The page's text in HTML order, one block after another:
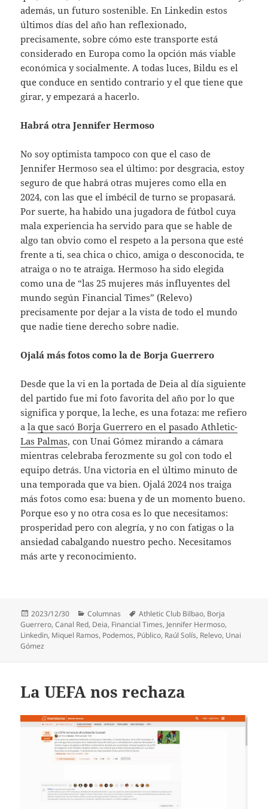
además, un futuro sostenible. En Linkedin estos
últimos días del año han reflexionado,
precisamente, sobre cómo este transporte está
considerado en Europa como la opción más viable
económica y socialmente. A todas luces, Bildu es el
que conduce en sentido contrario y el que tiene que
girar, y empezará a hacerlo.
Habrá otra Jennifer Hermoso
No soy optimista tampoco con que el caso de
Jennifer Hermoso sea el último: por desgracia, estoy
seguro de que habrá otras mujeres como ella en
2024, con las que el imbécil de turno se propasará.
Por suerte, ha habido una jugadora de fútbol cuya
mala experiencia ha servido para que se hable de
algo tan obvio como el respeto a la persona que esté
frente a ti, sea chica o chico, amiga o desconocida, te
atraiga o no te atraiga. Hermoso ha sido elegida
como una de “las 25 mujeres más influyentes del
mundo según Financial Times” (Relevo)
precisamente por dejar a la vista de todo el mundo
que nadie tiene derecho sobre nadie.
Ojalá más fotos como la de Borja Guerrero
Desde que la vi en la portada de Deia al día siguiente
del partido fue mi foto favorita del año por lo que
significa y porque, la leche, es una fotaza: me refiero
ala que sacó Borja Guerrero en el pasado Athletic-
Las Palmas, con Unai Gómez mirando a cámara
mientras celebraba ferozmente su gol con todo el
equipo detrás. Una victoria en el último minuto de
una temporada que va bien. Ojalá 2024 nos traiga
más fotos como esa: buena y de un momento bueno.
Porque eso y no otra cosa es lo que necesitamos:
prosperidad pero con alegría, y no con fatigas o la
ansiedad cabalgando nuestro pecho. Necesitamos
más arte y reconocimiento.
Publicado
el
2023/12/30 Categorías
Columnas Etiquetas
Athletic Club Bilbao, Borja
Guerrero,Canal Red, Deia, Financial Times, Jennifer Hermoso,
Linkedin, Miquel Ramos, Podemos, Público, Raúl Solís, Relevo, Unai
Gómez
La UEFA nos rechaza